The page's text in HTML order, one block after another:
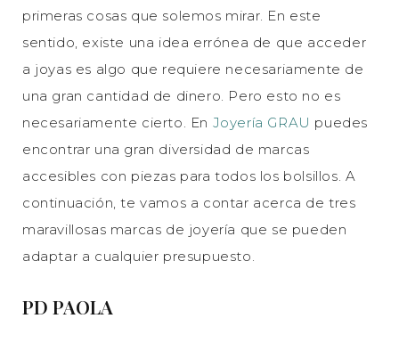
primeras cosas que solemos mirar. En este
sentido, existe una idea errónea de que acceder
a joyas es algo que requiere necesariamente de
una gran cantidad de dinero. Pero esto no es
necesariamente cierto. En Joyería GRAU puedes
encontrar una gran diversidad de marcas
accesibles con piezas para todos los bolsillos. A
continuación, te vamos a contar acerca de tres
maravillosas marcas de joyería que se pueden
adaptar a cualquier presupuesto.
PD PAOLA